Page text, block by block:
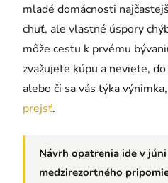
mladé domácnosti
chuť, ale vlastné úspory
môže cestu k prvému
zvažujete kúpu a neviete,
alebo či sa vás týka výnimka,
prejsť.
Návrh opatrenia ide v
medzirezortného